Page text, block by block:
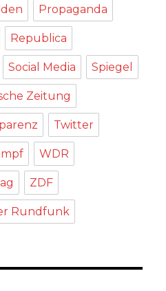
Propaganda
Republica
Social Media Spiegel
Zeitung
Twitter
WDR
ZDF
Rundfunk